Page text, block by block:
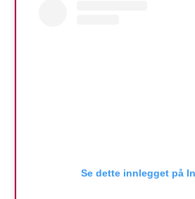
Se dette innlegget på